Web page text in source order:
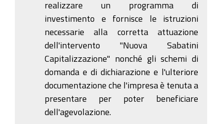
realizzare un programma di
investimento e fornisce le istruzioni
necessarie alla corretta attuazione
dell'intervento "Nuova Sabatini
Capitalizzazione" nonché gli schemi di
domanda e di dichiarazione e l'ulteriore
documentazione che l'impresa è tenuta a
presentare per poter beneficiare
dell'agevolazione.